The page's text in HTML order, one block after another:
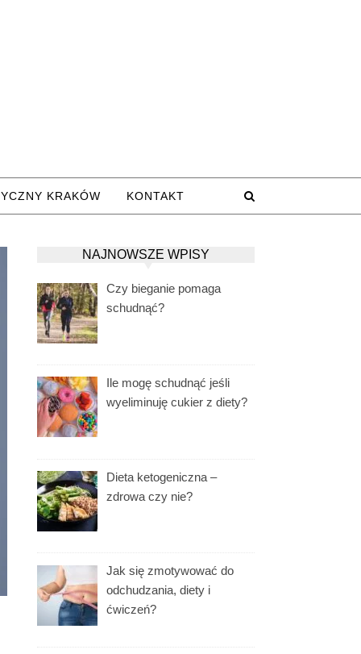
KRAKÓW KONTAKT
NAJNOWSZE WPISY
Czy bieganie pomaga
schudnąć?
Ile mogę schudnąć jeśli
wyeliminuję cukier z diety?
Dieta ketogeniczna –
zdrowa czy nie?
Jak się zmotywować do
odchudzania, diety i
ćwiczeń?